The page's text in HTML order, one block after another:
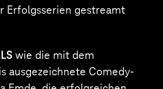
Erfolgsserien gestreamt
wie die mit dem
ausgezeichnete Comedy-